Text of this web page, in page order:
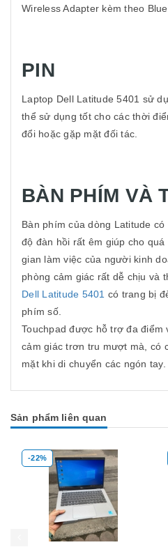
Wireless Adapter kèm theo
PIN
Laptop Dell Latitude 5401 sử
thể sử dụng tốt cho các thời
đổi hoặc gặp mặt đối tác.
BÀN PHÍM VÀ
Bàn phím của dòng Latitude
độ đàn hồi rất êm giúp cho
gian làm việc của người kinh
phòng cảm giác rất dễ chịu và
Dell Latitude 5401 có trang bị
phím số.
Touchpad được hỗ trợ đa điểm
cảm giác trơn tru mượt mà, có
mặt khi di chuyển các ngón tay.
Sản phẩm liên quan
-22%